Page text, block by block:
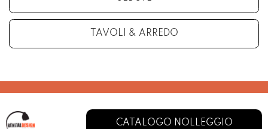
TAVOLI & ARREDO
CATALOGO NOLLEGGIO